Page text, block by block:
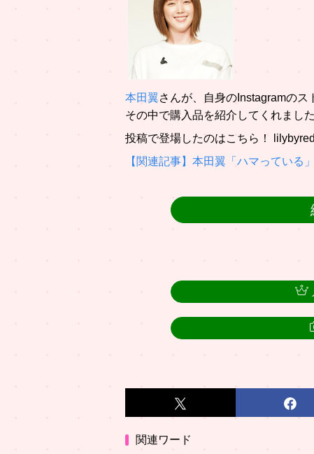
本田翼さんが、自身のInstagramのス
その中で購入品を紹介してくれました
投稿で登場したのはこちら！
【関連記事】本田翼「ハマっている
関連ワード